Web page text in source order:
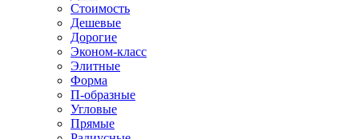
Стоимость
Дешевые
Дорогие
Эконом-класс
Элитные
Форма
П-образные
Угловые
Прямые